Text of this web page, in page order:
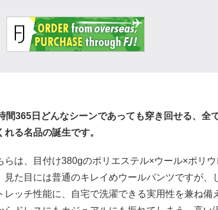
間365日どんなシーンであっても穿き回せる、全
れる名品の誕生です。
らは、目付け380gのポリエステル×ウール×ポリ
見た目には普通のキレイめウールパンツですが、
レッチ性能に、自宅で洗濯できる実用性を兼ね備